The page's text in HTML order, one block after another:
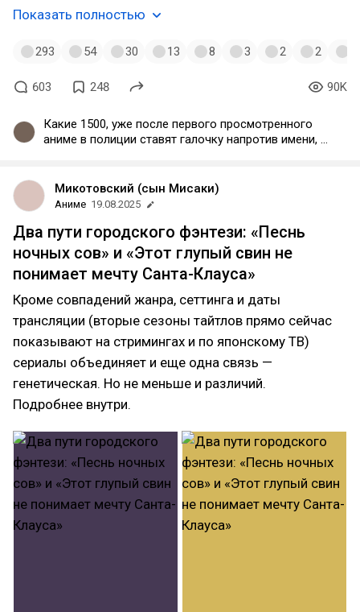
Показать полностью
293 54 30 13 8 3 2 2
603 248 90K
Какие 1500, уже после первого просмотренного
аниме в полиции ставят галочку напротив имени, а
Микотовский (сын Мисаки)
Аниме 19.08.2025
Два пути городского фэнтези: «Песнь
ночных сов» и «Этот глупый свин не
понимает мечту Санта-Клауса»
Кроме совпадений жанра, сеттинга и даты
трансляции (вторые сезоны тайтлов прямо сейчас
показывают на стримингах и по японскому ТВ)
сериалы объединяет и еще одна связь —
генетическая. Но не меньше и различий.
Подробнее внутри.